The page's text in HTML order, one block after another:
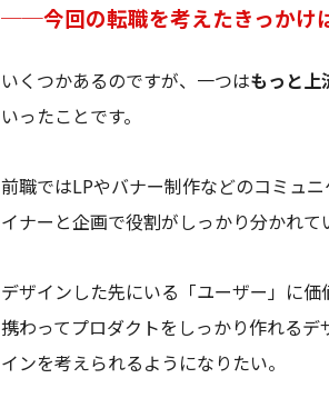
──今回の転職を考えたきっかけ
いくつかあるのですが、一つはもっと上
いったことです。
前職ではLPやバナー制作などのコミュ
イナーと企画で役割がしっかり分かれて
デザインした先にいる「ユーザー」に
携わってプロダクトをしっかり作れる
インを考えられるようになりたい。